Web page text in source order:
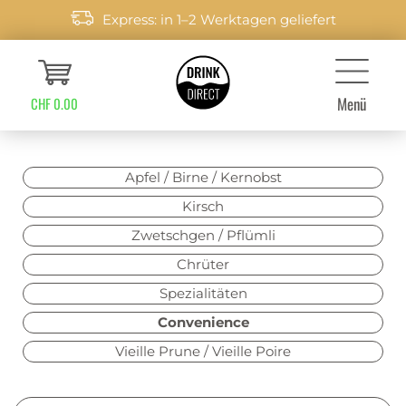
Express: in 1–2 Werktagen geliefert
CHF 0.00 Menü
Apfel / Birne / Kernobst
Kirsch
Zwetschgen / Pflümli
Chrüter
Spezialitäten
Convenience
Vieille Prune / Vieille Poire